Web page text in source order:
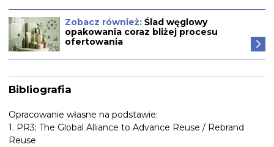
Zobacz również:Ślad węglowy
opakowania coraz bliżej procesu
ofertowania
Bibliografia
Opracowanie własne na podstawie:
1. PR3: The Global Alliance to Advance Reuse / Rebrand
Reuse